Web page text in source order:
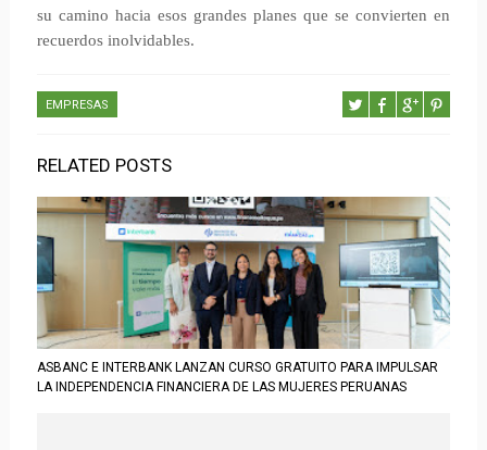
su camino hacia esos grandes planes que se convierten en
recuerdos inolvidables.
EMPRESAS
RELATED POSTS
ASBANC E INTERBANK LANZAN CURSO GRATUITO PARA IMPULSAR
LA INDEPENDENCIA FINANCIERA DE LAS MUJERES PERUANAS